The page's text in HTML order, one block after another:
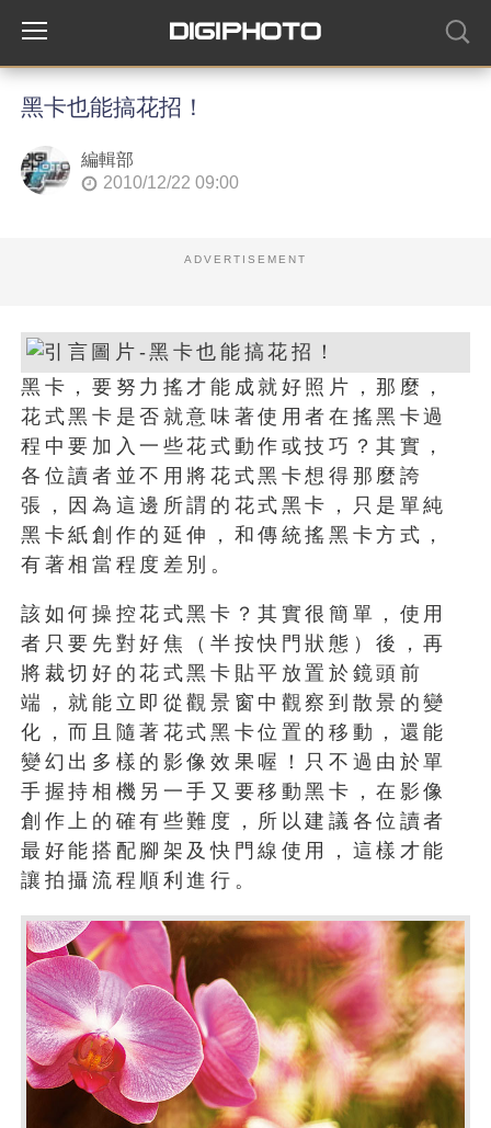
黑卡也能搞花招！
編輯部
2010/12/22 09:00
ADVERTISEMENT
黑卡，要努力搖才能成就好照片，那麼，
花式黑卡是否就意味著使用者在搖黑卡過
程中要加入一些花式動作或技巧？其實，
各位讀者並不用將花式黑卡想得那麼誇
張，因為這邊所謂的花式黑卡，只是單純
黑卡紙創作的延伸，和傳統搖黑卡方式，
有著相當程度差別。
該如何操控花式黑卡？其實很簡單，使用
者只要先對好焦（半按快門狀態）後，再
將裁切好的花式黑卡貼平放置於鏡頭前
端，就能立即從觀景窗中觀察到散景的變
化，而且隨著花式黑卡位置的移動，還能
變幻出多樣的影像效果喔！只不過由於單
手握持相機另一手又要移動黑卡，在影像
創作上的確有些難度，所以建議各位讀者
最好能搭配腳架及快門線使用，這樣才能
讓拍攝流程順利進行。